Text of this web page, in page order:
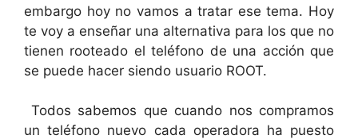
embargo hoy no vamos a tratar ese tema. Hoy
te voy a enseñar una alternativa para los que no
tienen rooteado el teléfono de una acción que
se puede hacer siendo usuario ROOT.
Todos sabemos que cuando nos compramos
un teléfono nuevo cada operadora ha puesto